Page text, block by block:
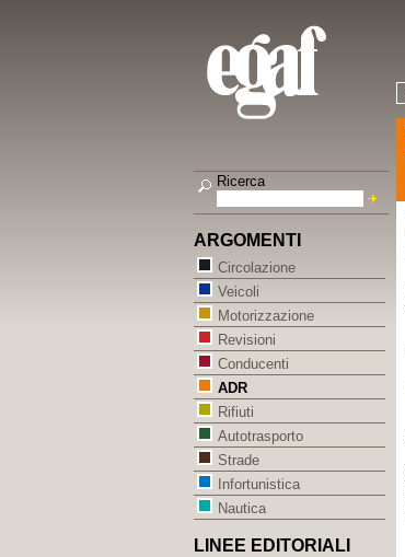
Ricerca
ARGOMENTI
Circolazione
Veicoli
Motorizzazione
Revisioni
Conducenti
ADR
Rifiuti
Autotrasporto
Strade
Infortunistica
Nautica
LINEE EDITORIALI